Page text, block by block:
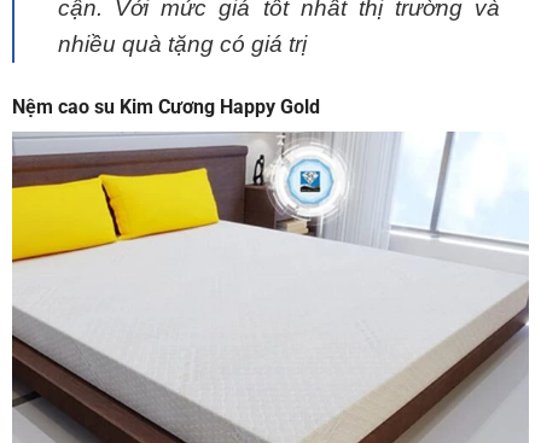
cận. Với mức giá tốt nhất thị trường và
nhiều quà tặng có giá trị
Nệm cao su Kim Cương Happy Gold